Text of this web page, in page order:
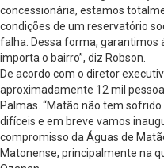
concessionária, estamos
condições de um reservatório
falha. Dessa forma, garantimos
importa o bairro”, diz Robson.
De acordo com o diretor
aproximadamente 12 mil
Palmas. “Matão não tem
difíceis e em breve vamos
compromisso da Águas de
Matonense, principalmente na